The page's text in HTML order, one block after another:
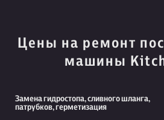
Цены на ремонт
машины
Замена гидростопа, сливного шланга,
патрубков, герметизация